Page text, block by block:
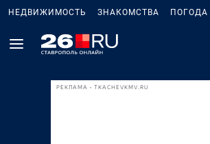
НЕДВИЖИМОСТЬ ЗНАКОМСТВА ПОГОДА
РЕКЛАМА • TKACHEVKMV.RU